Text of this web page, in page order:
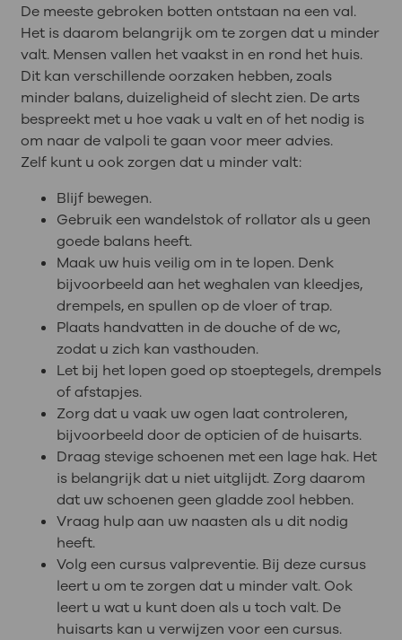
De meeste gebroken botten ontstaan na een val.
Het is daarom belangrijk om te zorgen dat u minder
valt. Mensen vallen het vaakst in en rond het huis.
Dit kan verschillende oorzaken hebben, zoals
minder balans, duizeligheid of slecht zien. De arts
bespreekt met u hoe vaak u valt en of het nodig is
om naar de valpoli te gaan voor meer advies.
Zelf kunt u ook zorgen dat u minder valt:
Blijf bewegen.
Gebruik een wandelstok of rollator als u geen
goede balans heeft.
Maak uw huis veilig om in te lopen. Denk
bijvoorbeeld aan het weghalen van kleedjes,
drempels, en spullen op de vloer of trap.
Plaats handvatten in de douche of de wc,
zodat u zich kan vasthouden.
Let bij het lopen goed op stoeptegels, drempels
of afstapjes.
Zorg dat u vaak uw ogen laat controleren,
bijvoorbeeld door de opticien of de huisarts.
Draag stevige schoenen met een lage hak. Het
is belangrijk dat u niet uitglijdt. Zorg daarom
dat uw schoenen geen gladde zool hebben.
Vraag hulp aan uw naasten als u dit nodig
heeft.
Volg een cursus valpreventie. Bij deze cursus
leert u om te zorgen dat u minder valt. Ook
leert u wat u kunt doen als u toch valt. De
huisarts kan u verwijzen voor een cursus.